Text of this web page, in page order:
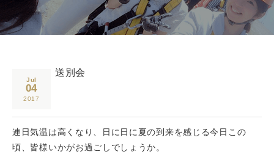
Jul
04
2017
送別会
連日気温は高くなり、日に日に夏の到来を感じる今日この
頃、皆様いかがお過ごしでしょうか。